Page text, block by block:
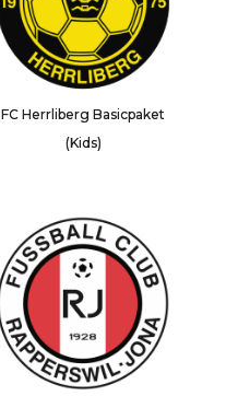
FC Herrliberg Basicpaket
(Kids)